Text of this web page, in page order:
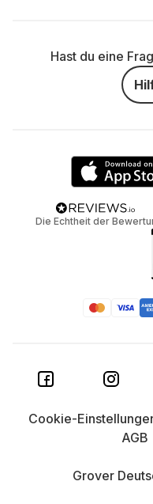
Hast du eine
Die Echtheit der
Grover
Cookie-
AGB